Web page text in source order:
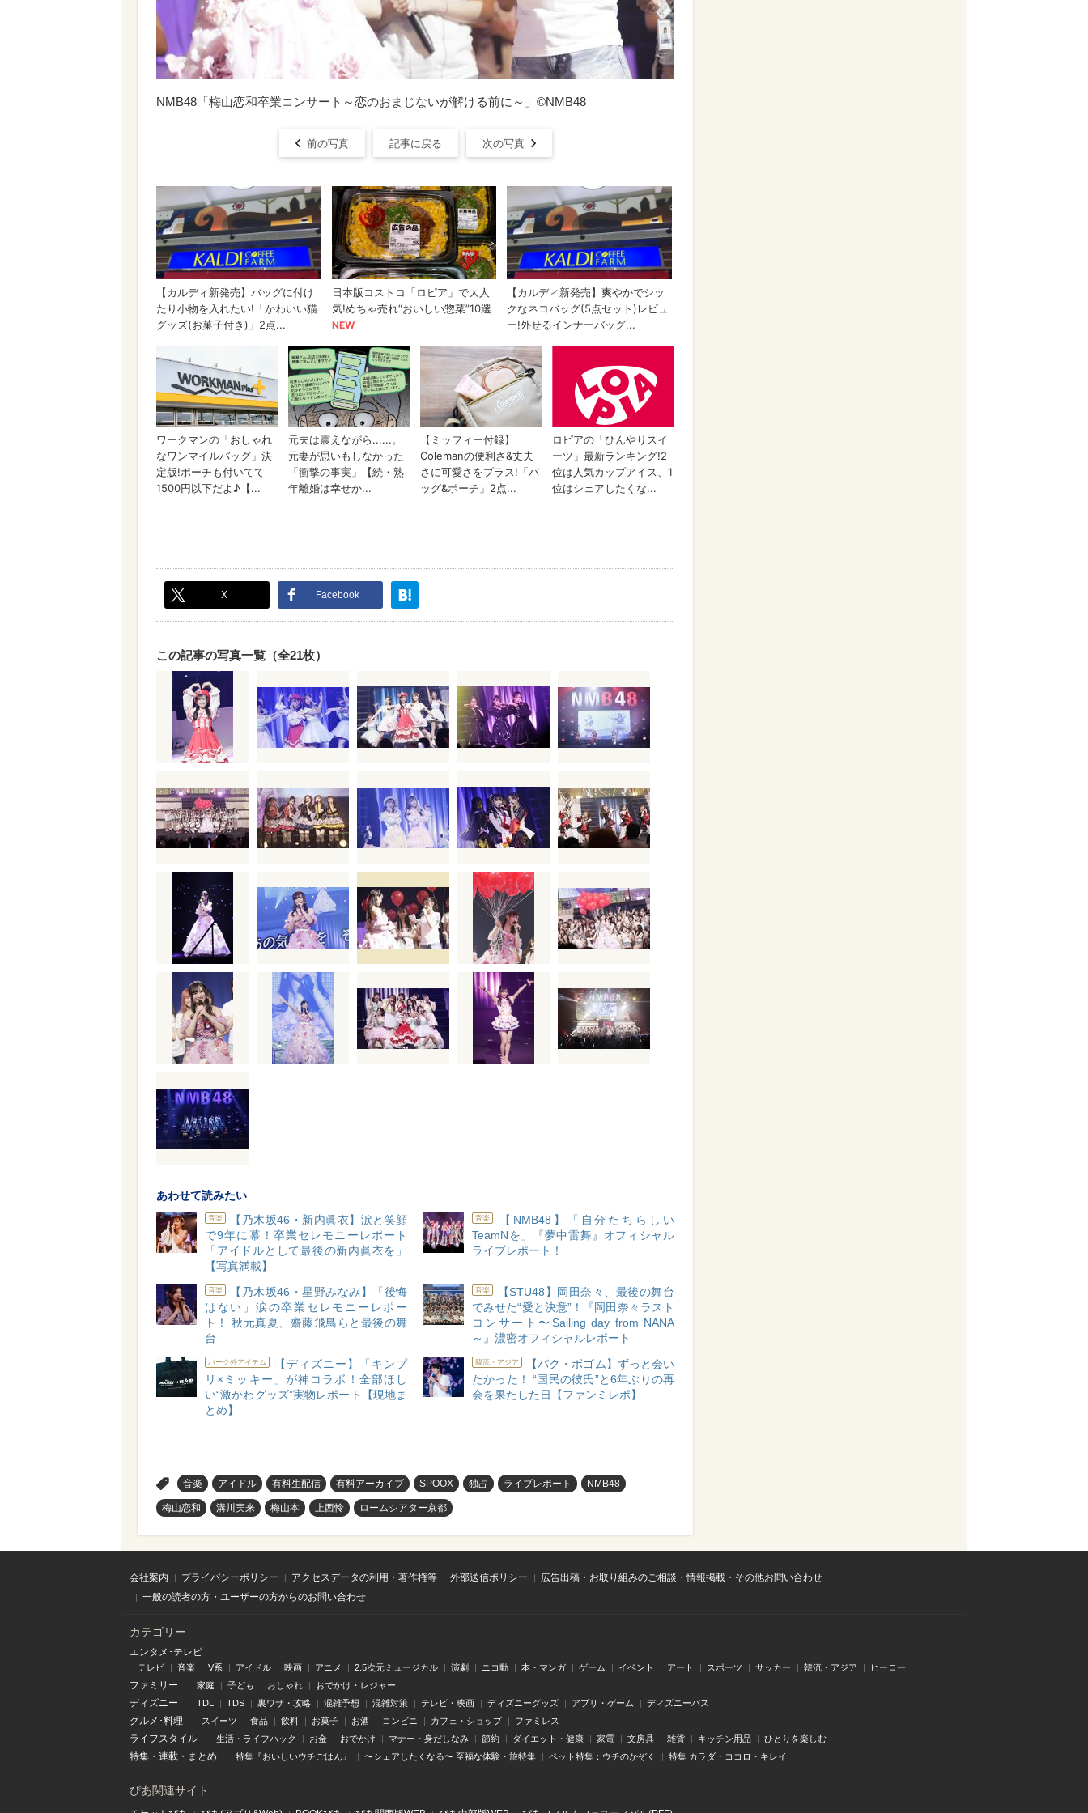
NMB48「梅山恋和卒業コンサート～恋のおまじないが解ける前に～」©NMB48
前の写真 記事に戻る 次の写真
X Facebook
この記事の写真一覧（全21枚）
あわせて読みたい
音楽
【乃木坂46・新内眞衣】涙と笑顔
で9年に幕！卒業セレモニーレポート
「アイドルとして最後の新内眞衣を」
【写真満載】
音楽
【NMB48】「自分たちらしい
TeamNを」『夢中雷舞』オフィシャル
ライブレポート！
音楽
【乃木坂46・星野みなみ】「後悔
はない」涙の卒業セレモニーレポー
ト！ 秋元真夏、齋藤飛鳥らと最後の舞
台
音楽
【STU48】岡田奈々、最後の舞台
でみせた“愛と決意”！『岡田奈々ラスト
コンサート〜Sailing day from NANA
～』濃密オフィシャルレポート
パーク外アイテム
【ディズニー】「キンプ
リ×ミッキー」が神コラボ！全部ほし
い“激かわグッズ”実物レポート【現地ま
とめ】
韓流・アジア
【パク・ボゴム】ずっと会い
たかった！ “国民の彼氏”と6年ぶりの再
会を果たした日【ファンミレポ】
音楽 アイドル 有料生配信 有料アーカイブ SPOOX 独占 ライブレポート NMB48
梅山恋和 溝川実来 梅山本 上西怜 ロームシアター京都
会社案内 プライバシーポリシー アクセスデータの利用・著作権等 外部送信ポリシー
広告出稿・お取り組みのご相談・情報掲載・その他お問い合わせ
一般の読者の方・ユーザーの方からのお問い合わせ
カテゴリー
エンタメ･テレビ
テレビ 音楽 V系 アイドル 映画 アニメ 2.5次元ミュージカル 演劇 ニコ動 本・マンガ ゲーム イベント アート スポーツ サッカー 韓流・アジア ヒーロー
ファミリー 家庭 子ども おしゃれ おでかけ・レジャー
ディズニー TDL TDS 裏ワザ・攻略 混雑予想 混雑対策 テレビ・映画 ディズニーグッズ アプリ・ゲーム ディズニーパス
グルメ･料理 スイーツ 食品 飲料 お菓子 お酒 コンビニ カフェ・ショップ ファミレス
ライフスタイル 生活・ライフハック お金 おでかけ マナー・身だしなみ 節約 ダイエット・健康 家電 文房具 雑貨 キッチン用品 ひとりを楽しむ
特集 ・ 連載 ・ まとめ 特集『おいしいウチごはん』 〜シェアしたくなる〜 至福な体験・旅特集 ペット特集：ウチのかぞく 特集 カラダ・ココロ・キレイ
ぴあ関連サイト